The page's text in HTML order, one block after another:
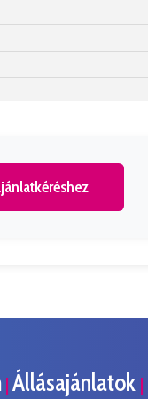
| Állásajánlatok |